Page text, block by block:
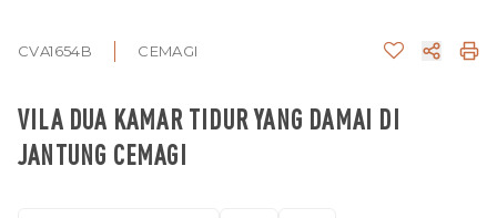
CVA1654B CEMAGI
VILA DUA KAMAR TIDUR YANG DAMAI DI
JANTUNG CEMAGI